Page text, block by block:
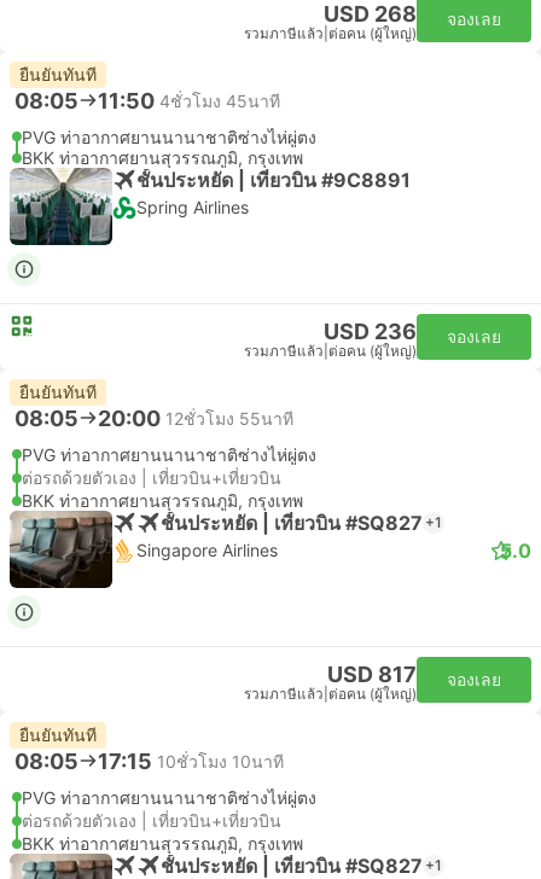
USD 268
รวมภาษีแล้ว ต่อคน (ผู้ใหญ่)
จองเลย
ยืนยันทันที
08:05 11:50 4ชั่วโมง 45นาที
PVG ท่าอากาศยานนานาชาติซ่างไห่ผู่ตง
BKK ท่าอากาศยานสุวรรณภูมิ, กรุงเทพ
ชั้นประหยัด | เที่ยวบิน #9C8891
Spring Airlines
USD 236
รวมภาษีแล้ว ต่อคน (ผู้ใหญ่)
จองเลย
ยืนยันทันที
08:05 20:00 12ชั่วโมง 55นาที
PVG ท่าอากาศยานนานาชาติซ่างไห่ผู่ตง
ต่อรถด้วยตัวเอง | เที่ยวบิน+เที่ยวบิน
BKK ท่าอากาศยานสุวรรณภูมิ, กรุงเทพ
ชั้นประหยัด | เที่ยวบิน #SQ827 +1
Singapore Airlines 5.0
USD 817
รวมภาษีแล้ว ต่อคน (ผู้ใหญ่)
จองเลย
ยืนยันทันที
08:05 17:15 10ชั่วโมง 10นาที
PVG ท่าอากาศยานนานาชาติซ่างไห่ผู่ตง
ต่อรถด้วยตัวเอง | เที่ยวบิน+เที่ยวบิน
BKK ท่าอากาศยานสุวรรณภูมิ, กรุงเทพ
ชั้นประหยัด | เที่ยวบิน #SQ827 +1